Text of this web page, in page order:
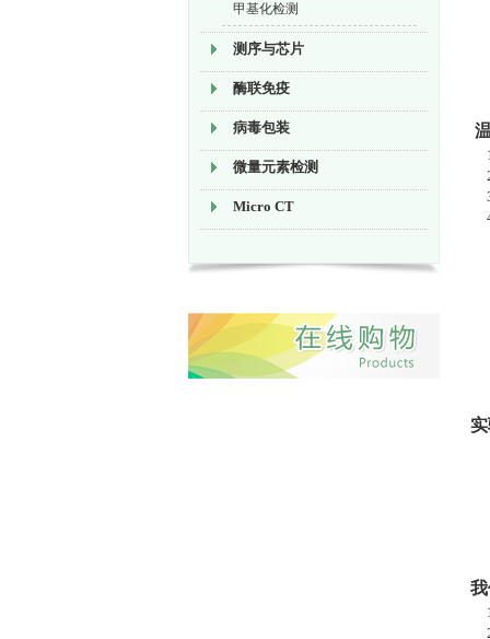
甲基化检测
测序与芯片
酶联免疫
病毒包装
微量元素检测
Micro CT
实
我